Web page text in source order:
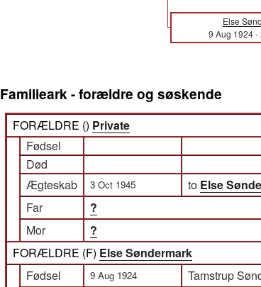
Else
9 Aug 1924-
Familieark - forældre og søskende
FORÆLDRE () Private
Fødsel
Død
Ægteskab
3 Oct 1945 to Else
Far
?
Mor
?
FORÆLDRE (F) Else Søndermark
Fødsel
9 Aug 1924
Tamstrup